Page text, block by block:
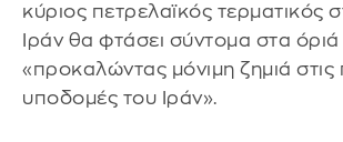
κύριος πετρελαϊκός τερματικός
Ιράν θα φτάσει σύντομα στα όριά
«προκαλώντας μόνιμη ζημιά στις
υποδομές του Ιράν».